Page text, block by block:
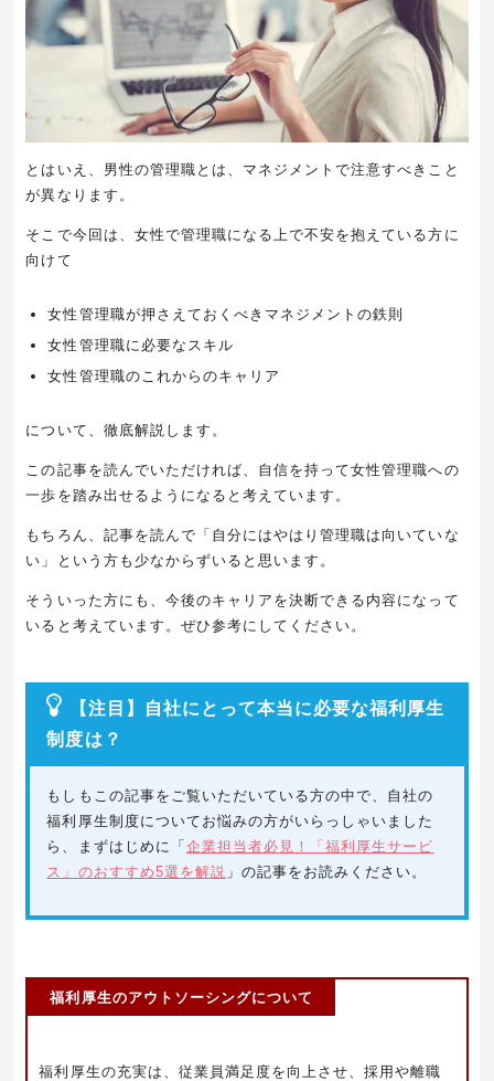
とはいえ、男性の管理職とは、マネジメントで注意すべきこと
が異なります。
そこで今回は、女性で管理職になる上で不安を抱えている方に
向けて
女性管理職が押さえておくべきマネジメントの鉄則
女性管理職に必要なスキル
女性管理職のこれからのキャリア
について、徹底解説します。
この記事を読んでいただければ、自信を持って女性管理職への
一歩を踏み出せるようになると考えています。
もちろん、記事を読んで「自分にはやはり管理職は向いていな
い」という方も少なからずいると思います。
そういった方にも、今後のキャリアを決断できる内容になって
いると考えています。ぜひ参考にしてください。
【注目】自社にとって本当に必要な福利厚生
制度は？
もしもこの記事をご覧いただいている方の中で、自社の
福利厚生制度についてお悩みの方がいらっしゃいました
ら、まずはじめに「 企業担当者必見！「福利厚生サービ
ス」のおすすめ5選を解説 」の記事をお読みください。
福利厚生のアウトソーシングについて
福利厚生の充実は、従業員満足度を向上させ、採用や離職